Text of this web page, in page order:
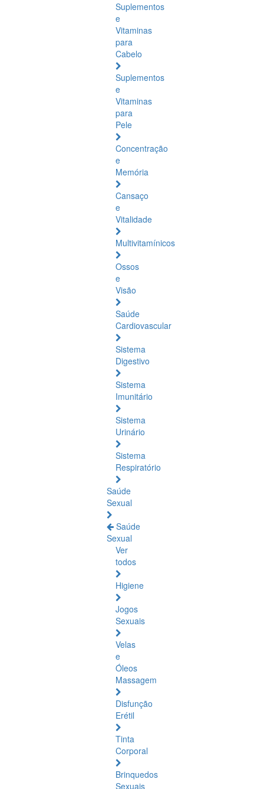
Suplementos
e
Vitaminas
para
Cabelo
Suplementos
e
Vitaminas
para
Pele
Concentração
e
Memória
Cansaço
e
Vitalidade
Multivitamínicos
Ossos
e
Visão
Saúde
Cardiovascular
Sistema
Digestivo
Sistema
Imunitário
Sistema
Urinário
Sistema
Respiratório
Saúde
Sexual
Saúde
Sexual
Ver
todos
Higiene
Jogos
Sexuais
Velas
e
Óleos
Massagem
Disfunção
Erétil
Tinta
Corporal
Brinquedos
Sexuais